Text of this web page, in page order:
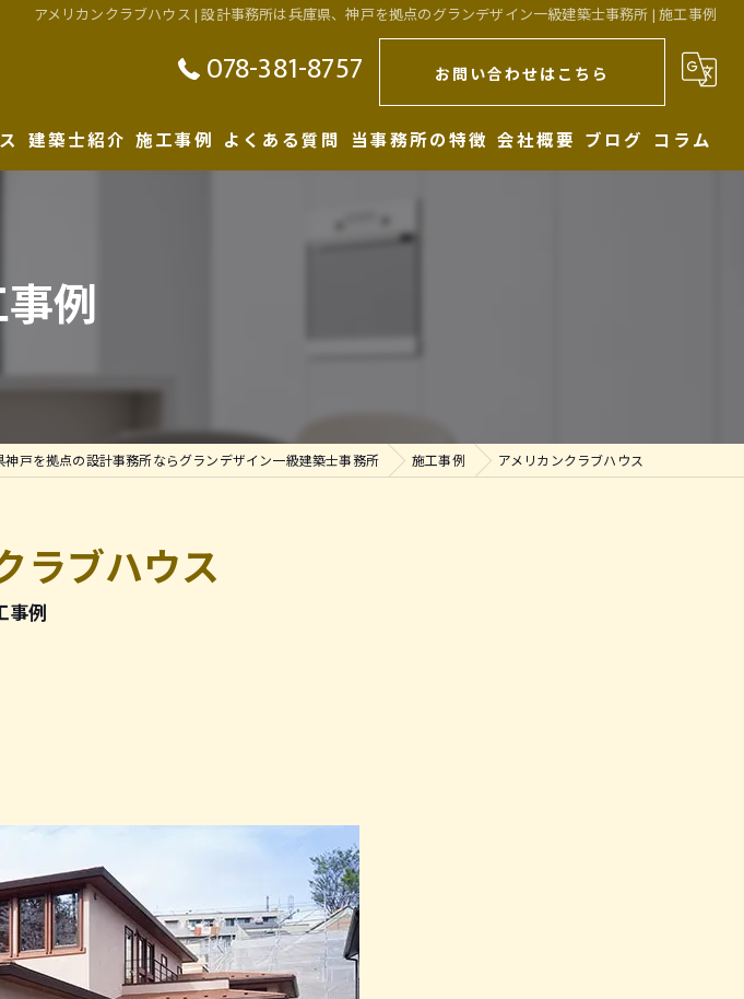
アメリカンクラブハウス | 設計事務所は兵庫県、神戸を拠点のグランデザイン一級建築士事務所 | 施工事例
078-381-8757 お問い合わせはこちら
建築士紹介 施工事例 よくある質問 当事務所の特徴
注文住宅
会社概要 ブログ コラム
例
神戸を拠点の設計事務所ならグランデザイン一級建築士事務所 施工事例 アメリカンクラブハウス
事例
ラブハウス